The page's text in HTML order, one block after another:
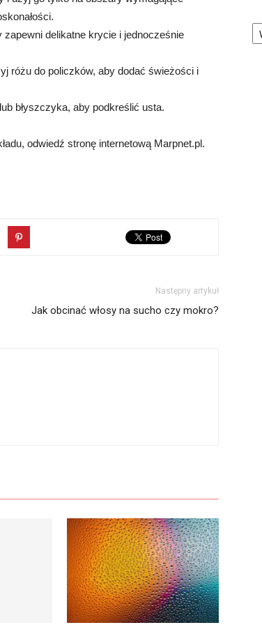
delikatne krycie i jednocześnie
różu do policzków, aby dodać świeżości i
błyszczyka, aby podkreślić usta.
odwiedź stronę internetową Marpnet.pl.
Następny artykuł
Jak obcinać włosy na sucho czy mokro?